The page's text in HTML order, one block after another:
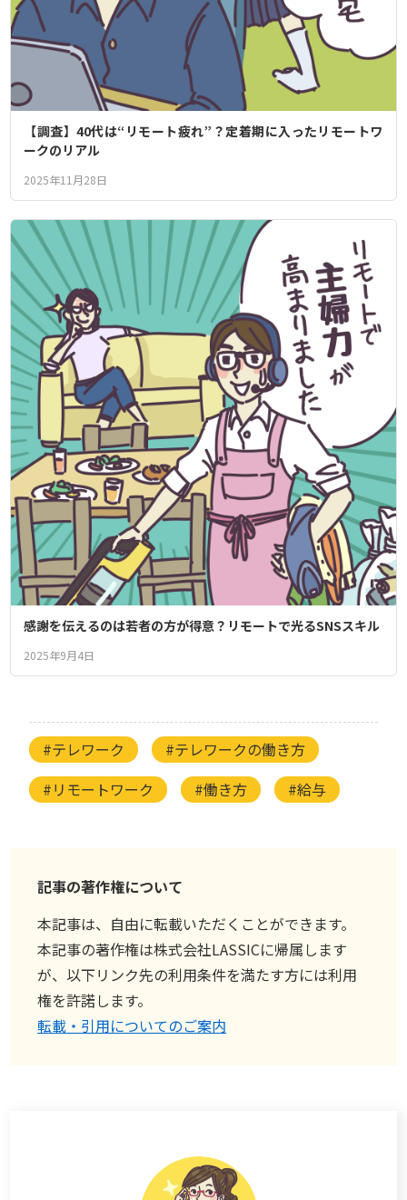
【調査】40代は“リモート疲れ”？定着期に入ったリモートワ
ークのリアル
2025年11月28日
感謝を伝えるのは若者の方が得意？リモートで光るSNSスキル
2025年9月4日
#テレワーク
#テレワークの働き方
#リモートワーク
#働き方 #給与
記事の著作権について
本記事は、自由に転載いただくことができます。
本記事の著作権は株式会社LASSICに帰属します
が、以下リンク先の利用条件を満たす方には利用
権を許諾します。
転載・引用についてのご案内